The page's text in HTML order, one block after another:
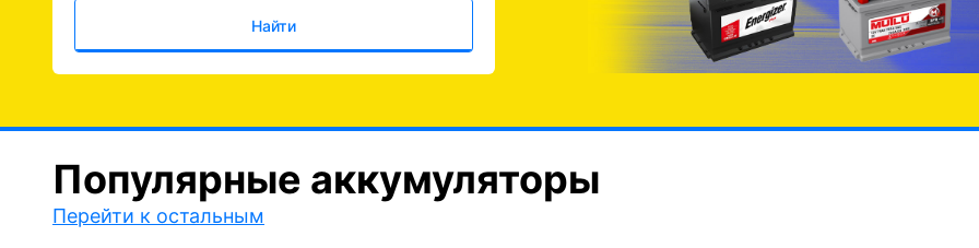
Найти
Популярные аккумуляторы
Перейти к остальным